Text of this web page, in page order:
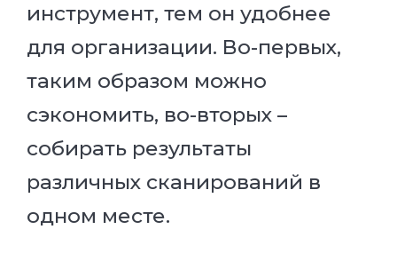
инструмент, тем он удобнее
для организации. Во-первых,
таким образом можно
сэкономить, во-вторых –
собирать результаты
различных сканирований в
одном месте.